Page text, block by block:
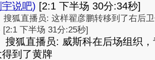
宇说吧) [2:1 下半场 30分:34秒]
搜狐直播员: 这样翟彦鹏转移到了右后
[2:1 下半场 31分:25秒]
搜狐直播员: 威斯科在后场组织
得到了黄牌